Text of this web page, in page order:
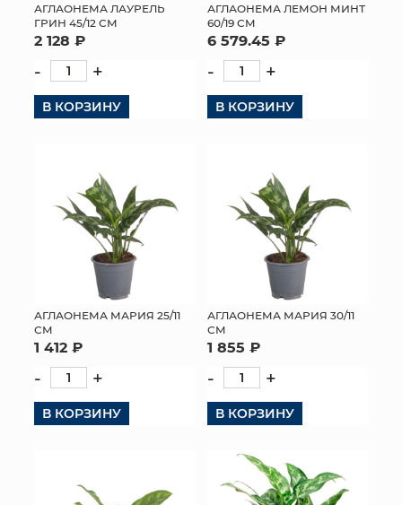
АГЛАОНЕМА ЛАУРЕЛЬ
ГРИН 45/12 СМ
2 128 ₽
- +
В КОРЗИНУ
АГЛАОНЕМА ЛЕМОН МИНТ
60/19 СМ
6 579.45 ₽
- +
В КОРЗИНУ
АГЛАОНЕМА МАРИЯ 25/11
СМ
1 412 ₽
- +
В КОРЗИНУ
АГЛАОНЕМА МАРИЯ 30/11
СМ
1 855 ₽
- +
В КОРЗИНУ